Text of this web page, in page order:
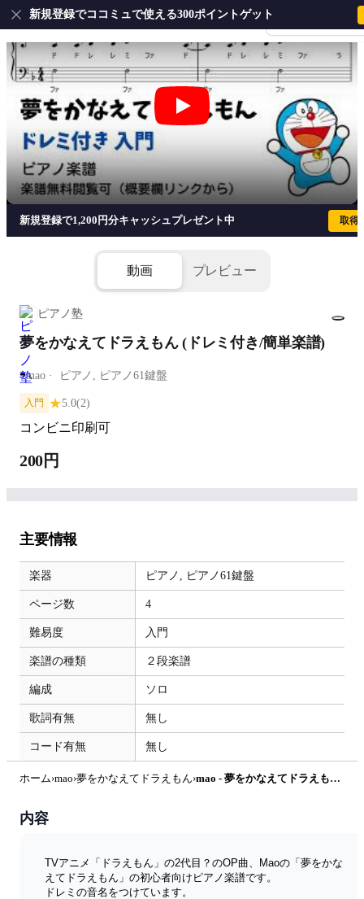
会員登録・ログイ
新規登録でココミュで使える300ポイントゲット
夢をかなえてドラえもん (ドレミ付き
新規登録で1,200円分キャッシュプレゼント中 取得
動画 プレビュー
ピアノ塾
夢をかなえてドラえもん (ドレミ付き/簡単楽譜)
-mao ピアノ, ピアノ61鍵盤
入門 ★5.0(2)
コンビニ印刷可
200円
主要情報
楽器 ピアノ, ピアノ61鍵盤
ページ数 4
難易度 入門
楽譜の種類 ２段楽譜
編成 ソロ
歌詞有無 無し
コード有無 無し
ホーム›mao›夢をかなえてドラえもん› mao - 夢をかなえてドラえもん (ドレミ付き/簡単楽譜) by ピアノ塾
内容
TVアニメ「ドラえもん」の2代目？のOP曲、Maoの「夢をかな
えてドラえもん」の初心者向けピアノ楽譜です。
ドレミの音名をつけています。